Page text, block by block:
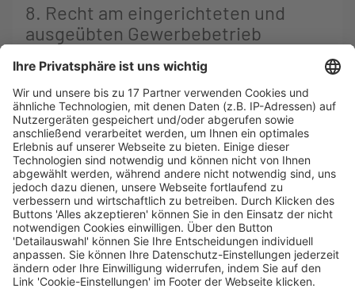
8. Recht am eingerichteten und
ausgeübten Gewerbebetrieb
38 Das Recht am eingerichteten und ausgeübten
der unternehmerischen Tätigkeit und umfasst alles,
was in der Gesamtheit den wirtschaftlichen Wert des
Unternehmens ausmacht.78)
39Bei Vorliegen einer geschäftlichen Handlung haben
zwar lauterkeitsrechtliche Ansprüche (siehe dazu
unter Rn. 30 ff.) grundsätzlich Vorrang gegenüber
solchen wegen Verletzung des Rechts am
eingerichteten und ausgeübten Gewerbebetrieb.
Dies gilt jedoch nur für den nach dem UWG
anspruchsberechtigten Personenkreis,80)sodass in
den Fällen, in denen zwischen dem Werbenden und
dem Kunden kein konkretes Wettbewerbs- und damit